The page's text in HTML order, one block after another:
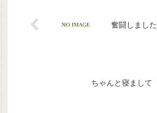
奮闘しました
ちゃんと寝まして